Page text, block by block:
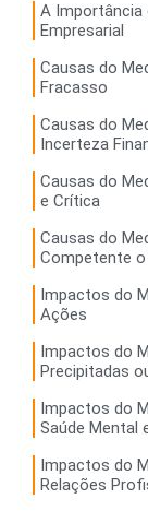
A Importância
Empresarial
Causas do
Fracasso
Causas do
Incerteza
Causas do
e Crítica
Causas do
Competente
Impactos do
Ações
Impactos do
Precipitadas
Impactos do
Saúde Mental
Impactos do
Relações